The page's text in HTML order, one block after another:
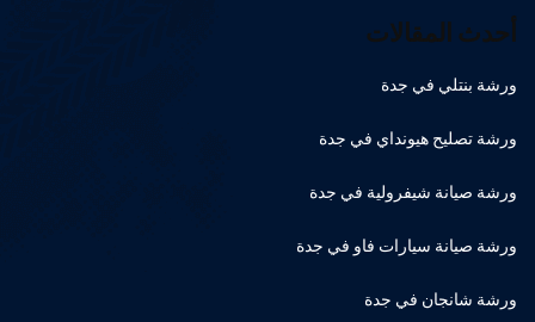
أحدث المقالات
ورشة بنتلي في جدة
ورشة تصليح هيونداي في جدة
ورشة صيانة شيفرولية في جدة
ورشة صيانة سيارات فاو في جدة
ورشة شانجان في جدة